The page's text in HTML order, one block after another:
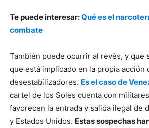
Te puede interesar:Qué es el
combate
También puede ocurrir al revés, y que
que está implicado en la propia acción
desestabilizadores. Es el caso de
cartel de los Soles cuenta con
favorecen la entrada y salida ilegal de
y Estados Unidos. Estas sospechas